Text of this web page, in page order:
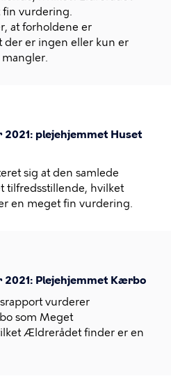
vurdering.
at forholdene er
der er ingen eller kun er
2021: plejehjemmet Huset
sig at den samlede
tilfredsstillende, hvilket
en meget fin vurdering.
2021: Plejehjemmet Kærbo
vurderer
som Meget
Ældrerådet finder er en